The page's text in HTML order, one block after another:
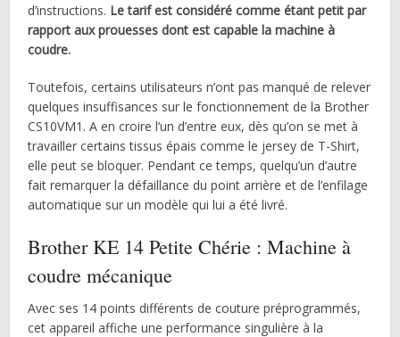
d’instructions. Le tarif est considéré comme étant petit par
rapport aux prouesses dont est capable la machine à
coudre.
Toutefois, certains utilisateurs n’ont pas manqué de relever
quelques insuffisances sur le fonctionnement de la Brother
CS10VM1. A en croire l’un d’entre eux, dès qu’on se met à
travailler certains tissus épais comme le jersey de T-Shirt,
elle peut se bloquer. Pendant ce temps, quelqu’un d’autre
fait remarquer la défaillance du point arrière et de l’enfilage
automatique sur un modèle qui lui a été livré.
Brother KE 14 Petite Chérie : Machine à
coudre mécanique
Avec ses 14 points différents de couture préprogrammés,
cet appareil affiche une performance singulière à la